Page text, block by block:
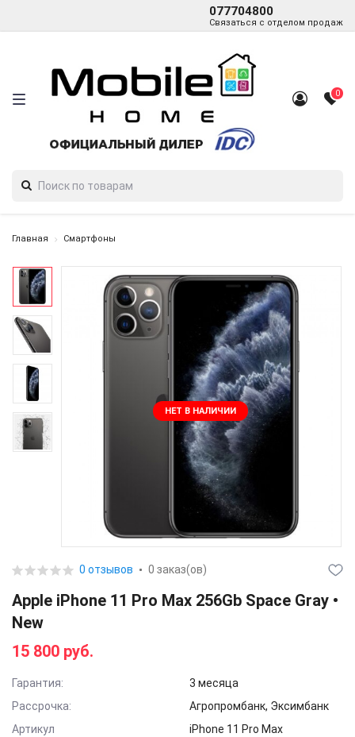
077704800
Связаться с отделом продаж
0
Главная Смартфоны
НЕТ В НАЛИЧИИ
0 отзывов 0 заказ(ов)
Apple iPhone 11 Pro Max 256Gb Space Gray •
New
15 800 руб.
Гарантия:
3 месяца
Рассрочка:
Агропромбанк, Эксимбанк
Артикул
iPhone 11 Pro Max